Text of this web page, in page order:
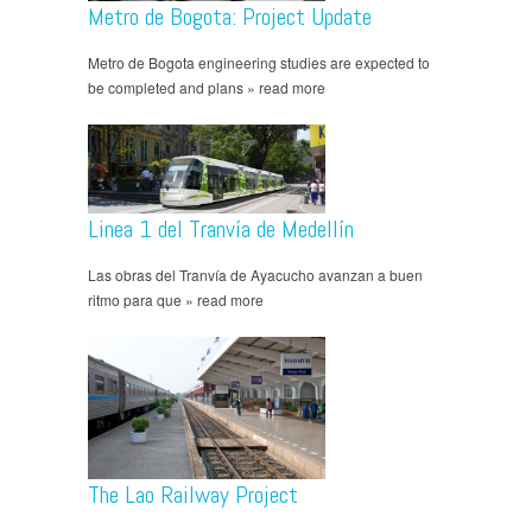
Metro de Bogota: Project Update
Metro de Bogota engineering studies are expected to
be completed and plans » read more
Linea 1 del Tranvía de Medellín
Las obras del Tranvía de Ayacucho avanzan a buen
ritmo para que » read more
The Lao Railway Project